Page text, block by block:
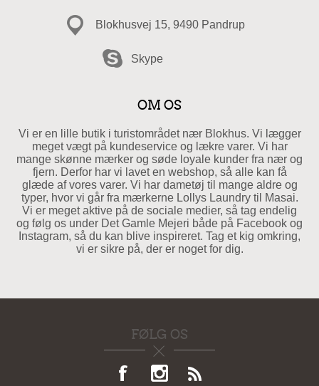
Blokhusvej 15, 9490 Pandrup
Skype
OM OS
Vi er en lille butik i turistområdet nær Blokhus. Vi lægger
meget vægt på kundeservice og lækre varer. Vi har
mange skønne mærker og søde loyale kunder fra nær og
fjern. Derfor har vi lavet en webshop, så alle kan få
glæde af vores varer. Vi har dametøj til mange aldre og
typer, hvor vi går fra mærkerne Lollys Laundry til Masai.
Vi er meget aktive på de sociale medier, så tag endelig
og følg os under Det Gamle Mejeri både på Facebook og
Instagram, så du kan blive inspireret. Tag et kig omkring,
vi er sikre på, der er noget for dig.
FØLG OS